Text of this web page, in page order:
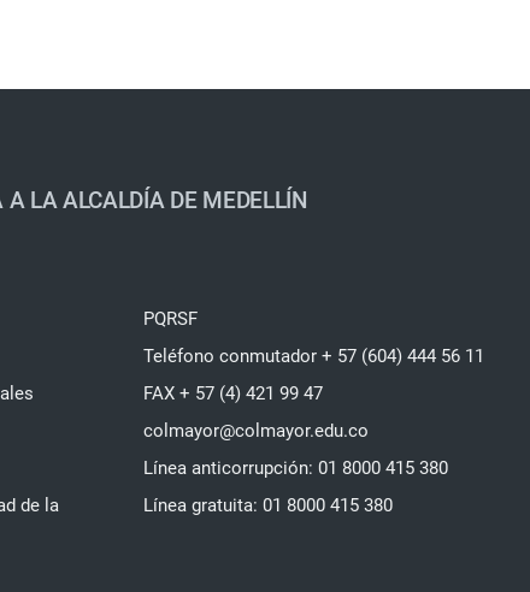
A LA ALCALDÍA DE MEDELLÍN
de la
PQRSF
Teléfono conmutador + 57 (604) 444 56 11
FAX + 57 (4) 421 99 47
colmayor@colmayor.edu.co
Línea anticorrupción: 01 8000 415 380
Línea gratuita: 01 8000 415 380